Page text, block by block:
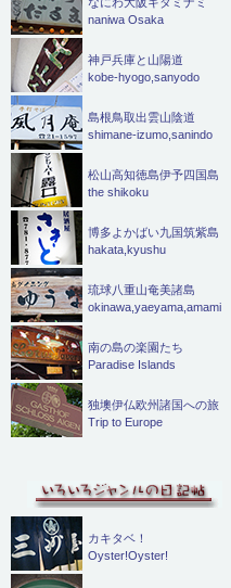
naniwa Osaka
神戸兵庫と山陽道
kobe-hyogo,sanyodo
島根鳥取出雲山陰道
shimane-izumo,sanindo
松山高知徳島伊予四国島
the shikoku
博多よかばい九国筑紫島
hakata,kyushu
琉球八重山奄美諸島
okinawa,yaeyama,amami
南の島の楽園たち
Paradise Islands
独墺伊仏欧州諸国への旅
Trip to Europe
カキタベ！
Oyster!Oyster!